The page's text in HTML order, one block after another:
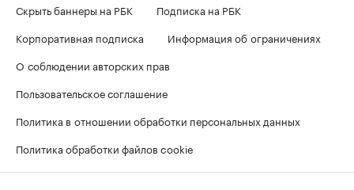
Скрыть баннеры на РБК
Подписка на РБК
Корпоративная подписка
Информация об ограничениях
О соблюдении авторских прав
Пользовательское соглашение
Политика в отношении обработки персональных данных
Политика обработки файлов cookie